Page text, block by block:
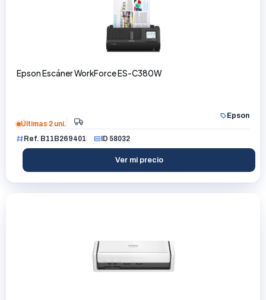
Epson Escáner WorkForce ES-C380W
Epson
Últimas 2 uni.
Ref. B11B269401
ID 58032
Ver mi precio